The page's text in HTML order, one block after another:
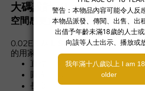
大碼設計（Large Size）
空間感更好，壓迫感更低
0.02EX 為 L Size 大碼設計，適合
的用家：
直徑：36mm
圓周：112mm
長度：175 ± 7mm